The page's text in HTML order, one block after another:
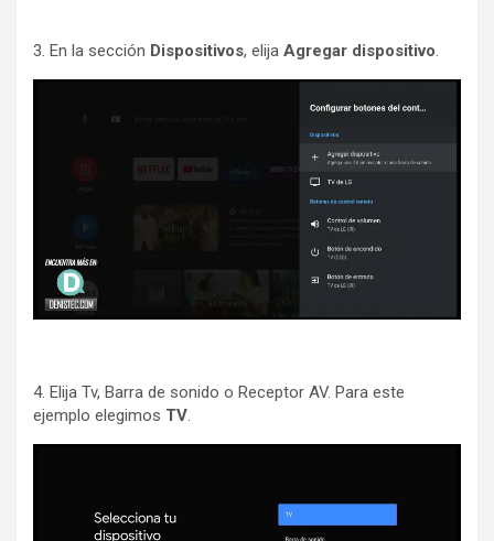
3. En la sección Dispositivos, elija Agregar dispositivo.
4. Elija Tv, Barra de sonido o Receptor AV. Para este
ejemplo elegimos TV.